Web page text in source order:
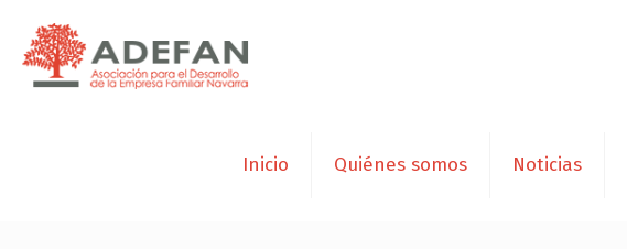
Inicio Quiénes somos Noticias